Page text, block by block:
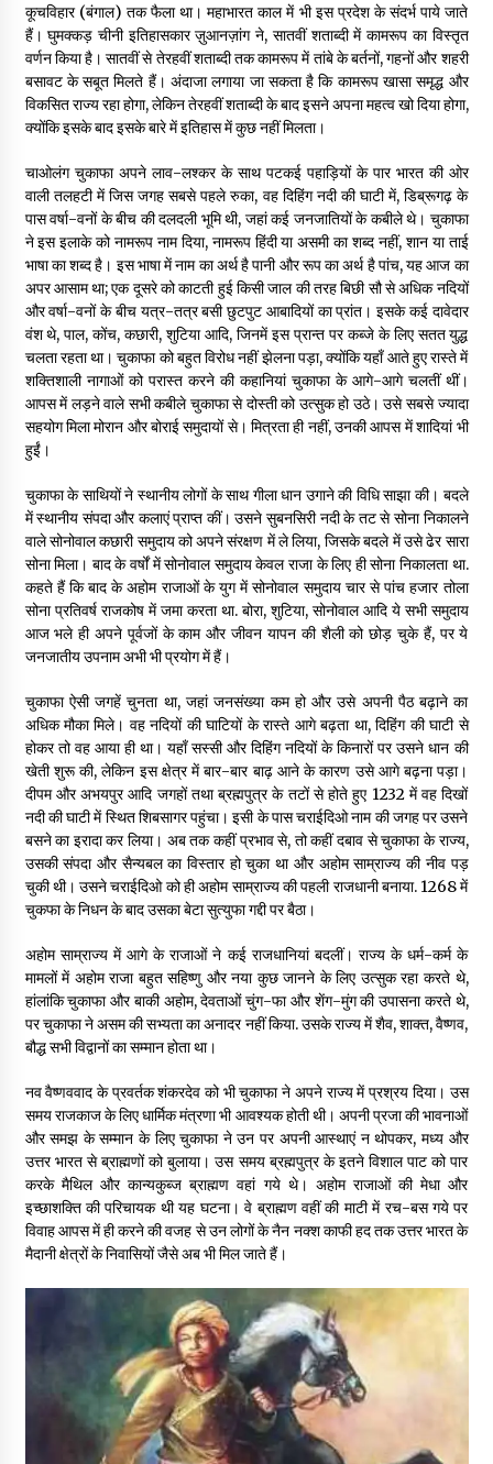
कूचविहार (बंगाल) तक फैला था। महाभारत काल में भी इस प्रदेश के संदर्भ पाये जाते
हैं। घुमक्कड़ चीनी इतिहासकार ज़ुआनज़ांग ने, सातवीं शताब्दी में कामरूप का विस्तृत
वर्णन किया है। सातवीं से तेरहवीं शताब्दी तक कामरूप में तांबे के बर्तनों, गहनों और शहरी
बसावट के सबूत मिलते हैं। अंदाजा लगाया जा सकता है कि कामरूप खासा समृद्ध और
विकसित राज्य रहा होगा, लेकिन तेरहवीं शताब्दी के बाद इसने अपना महत्व खो दिया होगा,
क्योंकि इसके बाद इसके बारे में इतिहास में कुछ नहीं मिलता।
चाओलंग चुकाफा अपने लाव-लश्कर के साथ पटकई पहाड़ियों के पार भारत की ओर
वाली तलहटी में जिस जगह सबसे पहले रुका, वह दिहिंग नदी की घाटी में, डिब्रूगढ़ के
पास वर्षा-वनों के बीच की दलदली भूमि थी, जहां कई जनजातियों के कबीले थे। चुकाफा
ने इस इलाके को नामरूप नाम दिया, नामरूप हिंदी या असमी का शब्द नहीं, शान या ताई
भाषा का शब्द है। इस भाषा में नाम का अर्थ है पानी और रूप का अर्थ है पांच, यह आज का
अपर आसाम था; एक दूसरे को काटती हुई किसी जाल की तरह बिछी सौ से अधिक नदियों
और वर्षा-वनों के बीच यत्र-तत्र बसी छुटपुट आबादियों का प्रांत। इसके कई दावेदार
वंश थे, पाल, कोंच, कछारी, शुटिया आदि, जिनमें इस प्रान्त पर कब्जे के लिए सतत युद्ध
चलता रहता था। चुकाफा को बहुत विरोध नहीं झेलना पड़ा, क्योंकि यहाँ आते हुए रास्ते में
शक्तिशाली नागाओं को परास्त करने की कहानियां चुकाफा के आगे-आगे चलतीं थीं।
आपस में लड़ने वाले सभी कबीले चुकाफा से दोस्ती को उत्सुक हो उठे। उसे सबसे ज्यादा
सहयोग मिला मोरान और बोराई समुदायों से। मित्रता ही नहीं, उनकी आपस में शादियां भी
हुईं।
चुकाफा के साथियों ने स्थानीय लोगों के साथ गीला धान उगाने की विधि साझा की। बदले
में स्थानीय संपदा और कलाएं प्राप्त कीं। उसने सुबनसिरी नदी के तट से सोना निकालने
वाले सोनोवाल कछारी समुदाय को अपने संरक्षण में ले लिया, जिसके बदले में उसे ढेर सारा
सोना मिला। बाद के वर्षों में सोनोवाल समुदाय केवल राजा के लिए ही सोना निकालता था.
कहते हैं कि बाद के अहोम राजाओं के युग में सोनोवाल समुदाय चार से पांच हजार तोला
सोना प्रतिवर्ष राजकोष में जमा करता था. बोरा, शुटिया, सोनोवाल आदि ये सभी समुदाय
आज भले ही अपने पूर्वजों के काम और जीवन यापन की शैली को छोड़ चुके हैं, पर ये
जनजातीय उपनाम अभी भी प्रयोग में हैं।
चुकाफा ऐसी जगहें चुनता था, जहां जनसंख्या कम हो और उसे अपनी पैठ बढ़ाने का
अधिक मौका मिले। वह नदियों की घाटियों के रास्ते आगे बढ़ता था, दिहिंग की घाटी से
होकर तो वह आया ही था। यहाँ सस्सी और दिहिंग नदियों के किनारों पर उसने धान की
खेती शुरू की, लेकिन इस क्षेत्र में बार-बार बाढ़ आने के कारण उसे आगे बढ़ना पड़ा।
दीपम और अभयपुर आदि जगहों तथा ब्रह्मपुत्र के तटों से होते हुए 1232 में वह दिखों
नदी की घाटी में स्थित शिबसागर पहुंचा। इसी के पास चराईदिओ नाम की जगह पर उसने
बसने का इरादा कर लिया। अब तक कहीं प्रभाव से, तो कहीं दबाव से चुकाफा के राज्य,
उसकी संपदा और सैन्यबल का विस्तार हो चुका था और अहोम साम्राज्य की नीव पड़
चुकी थी। उसने चराईदिओ को ही अहोम साम्राज्य की पहली राजधानी बनाया. 1268 में
चुकफा के निधन के बाद उसका बेटा सुत्युफा गद्दी पर बैठा।
अहोम साम्राज्य में आगे के राजाओं ने कई राजधानियां बदलीं। राज्य के धर्म-कर्म के
मामलों में अहोम राजा बहुत सहिष्णु और नया कुछ जानने के लिए उत्सुक रहा करते थे,
हांलांकि चुकाफा और बाकी अहोम, देवताओं चुंग-फा और शेंग-मुंग की उपासना करते थे,
पर चुकाफा ने असम की सभ्यता का अनादर नहीं किया. उसके राज्य में शैव, शाक्त, वैष्णव,
बौद्ध सभी विद्वानों का सम्मान होता था।
नव वैष्णववाद के प्रवर्तक शंकरदेव को भी चुकाफा ने अपने राज्य में प्रश्रय दिया। उस
समय राजकाज के लिए धार्मिक मंत्रणा भी आवश्यक होती थी। अपनी प्रजा की भावनाओं
और समझ के सम्मान के लिए चुकाफा ने उन पर अपनी आस्थाएं न थोपकर, मध्य और
उत्तर भारत से ब्राह्मणों को बुलाया। उस समय ब्रह्मपुत्र के इतने विशाल पाट को पार
करके मैथिल और कान्यकुब्ज ब्राह्मण वहां गये थे। अहोम राजाओं की मेधा और
इच्छाशक्ति की परिचायक थी यह घटना। वे ब्राह्मण वहीं की माटी में रच-बस गये पर
विवाह आपस में ही करने की वजह से उन लोगों के नैन नक्श काफी हद तक उत्तर भारत के
मैदानी क्षेत्रों के निवासियों जैसे अब भी मिल जाते हैं।